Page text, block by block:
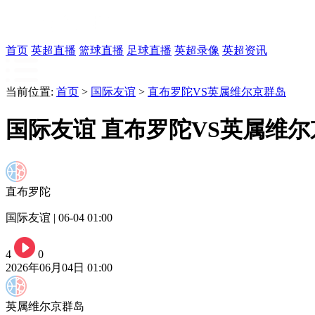
首页 英超直播 篮球直播 足球直播 英超录像 英超资讯
当前位置: 首页 > 国际友谊 > 直布罗陀VS英属维尔京群岛
国际友谊 直布罗陀VS英属维
直布罗陀
国际友谊 | 06-04 01:00
4
0
2026年06月04日 01:00
英属维尔京群岛